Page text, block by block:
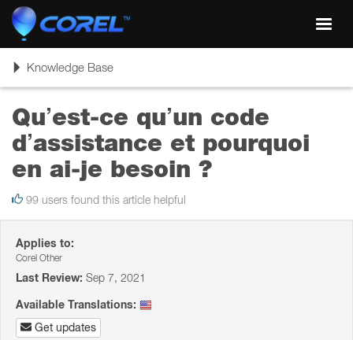
ToggleKnowledge Base
Qu’est-ce qu’un code
d’assistance et pourquoi
en ai-je besoin ?
99 users found this article helpful
Applies to:
Corel Other
Last Review: Sep 7, 2021
Available Translations:
Get updates